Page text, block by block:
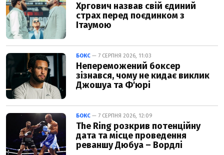
Хргович назвав свій єдиний
страх перед поєдинком з
Ітаумою
БОКС — 7 СЕРПНЯ 2026, 11:03
Непереможений боксер
зізнався, чому не кидає виклик
Джошуа та Ф'юрі
БОКС — 7 СЕРПНЯ 2026, 12:09
The Ring розкрив потенційну
дата та місце проведення
реваншу Дюбуа – Вордлі